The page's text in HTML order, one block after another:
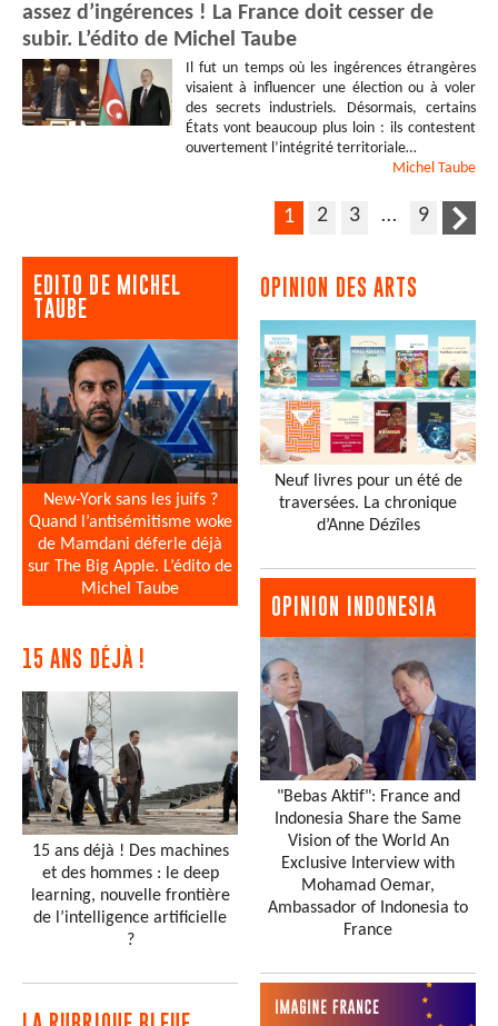
assez d’ingérences ! La France doit cesser de
subir. L’édito de Michel Taube
Il fut un temps où les ingérences étrangères
visaient à influencer une élection ou à voler
des secrets industriels. Désormais, certains
États vont beaucoup plus loin : ils contestent
ouvertement l’intégrité territoriale…
Michel Taube
1 2 3 … 9
EDITO DE MICHEL
TAUBE
New-York sans les juifs ?
Quand l’antisémitisme woke
de Mamdani déferle déjà
sur The Big Apple. L’édito de
Michel Taube
15 ANS DÉJÀ !
15 ans déjà ! Des machines
et des hommes : le deep
learning, nouvelle frontière
de l’intelligence artificielle
?
OPINION DES ARTS
Neuf livres pour un été de
traversées. La chronique
d’Anne Dézîles
OPINION INDONESIA
"Bebas Aktif": France and
Indonesia Share the Same
Vision of the World An
Exclusive Interview with
Mohamad Oemar,
Ambassador of Indonesia to
France